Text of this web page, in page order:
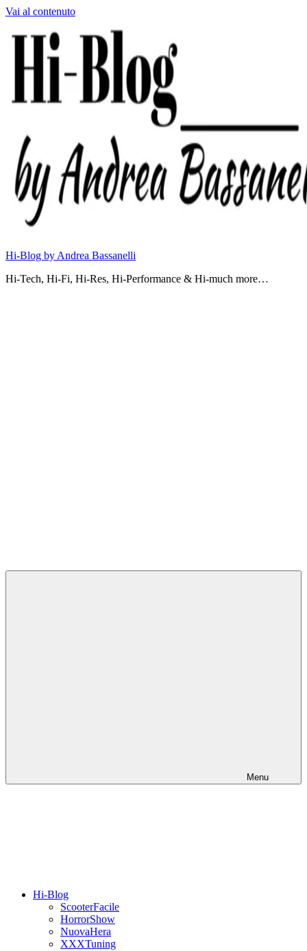
Vai al contenuto
Hi-Blog by Andrea Bassanelli
Hi-Tech, Hi-Fi, Hi-Res, Hi-Performance & Hi-much more…
Menu
Hi-Blog
ScooterFacile
HorrorShow
NuovaHera
XXXTuning